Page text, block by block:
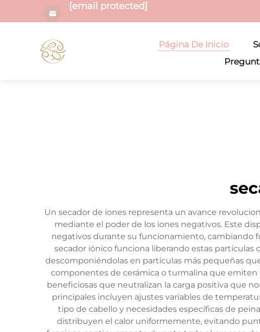
[email protected]
Página De Inicio
Un secador de iones representa un avance
mediante el poder de los iones negativos. Este
negativos durante su funcionamiento, cambiando
secador iónico funciona liberando estas
descomponiéndolas en partículas más pequeñas
componentes de cerámica o turmalina que
beneficiosas que neutralizan la carga positiva que
principales incluyen ajustes variables de
tipo de cabello y necesidades específicas de
distribuyen el calor uniformemente, evitando